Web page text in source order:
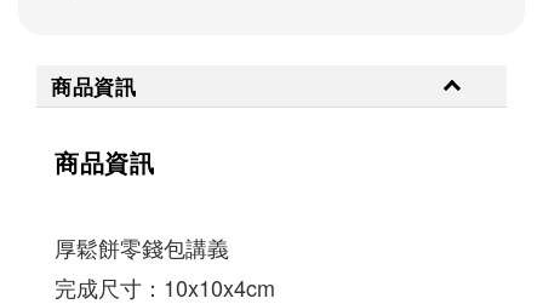
商品資訊
商品資訊
厚鬆餅零錢包講義
完成尺寸：10x10x4cm